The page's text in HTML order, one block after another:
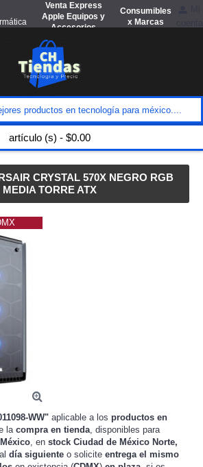
Venta Express
Apple Equipos y
Accesorios
Consumibles
x Marcas
artículo (s) - $0.00
CRYSTAL 570X NEGRO RGB
MEDIA TORRE ATX
WW" aplicable a los productos en
la compra en tienda, disponibles para
, en stock Ciudad de México Norte,
día siguiente o solicite entrega el mismo